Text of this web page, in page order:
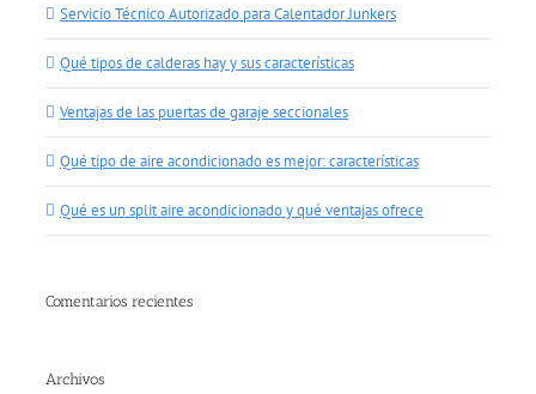
Servicio Técnico Autorizado para Calentador Junkers
Qué tipos de calderas hay y sus características
Ventajas de las puertas de garaje seccionales
Qué tipo de aire acondicionado es mejor: características
Qué es un split aire acondicionado y qué ventajas ofrece
Comentarios recientes
Archivos